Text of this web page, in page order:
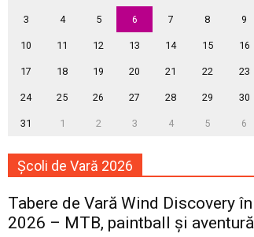
3 4 5 6 7 8 9
10 11 12 13 14 15 16
17 18 19 20 21 22 23
24 25 26 27 28 29 30
31 1 2 3 4 5 6
Școli de Vară 2026
Tabere de Vară Wind Discovery în
2026 – MTB, paintball și aventură